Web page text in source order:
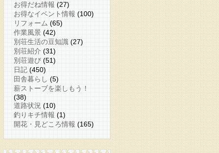
お得だね情報 (27)
お得なイベント情報 (100)
リフォーム (65)
作業風景 (42)
別荘生活の豆知識 (27)
別荘紹介 (31)
別荘遊び (51)
日記 (450)
田舎暮らし (5)
薪ストーブを楽しもう！
(38)
道路状況 (10)
釣りキチ情報 (1)
開花・見どころ情報 (165)